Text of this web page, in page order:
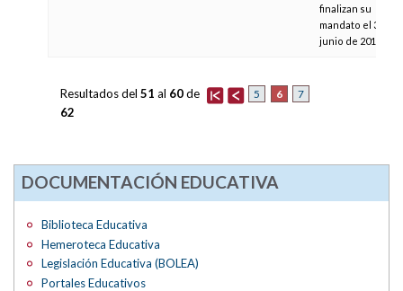
finalizan su
mandato el 30 de
junio de 2011
5 6 7
Resultados del 51 al 60de
62
DOCUMENTACIÓN EDUCATIVA
Biblioteca Educativa
Hemeroteca Educativa
Legislación Educativa (BOLEA)
Portales Educativos